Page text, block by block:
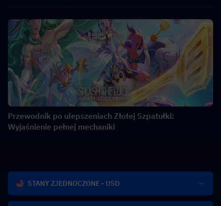
Przewodnik po ulepszeniach Złotej Szpatułki:
Wyjaśnienie pełnej mechaniki
STANY ZJEDNOCZONE - USD